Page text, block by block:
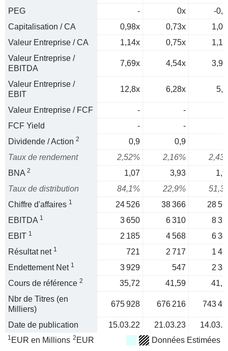
PEG
- 0x
-
Capitalisation / CA
0,98x 0,73x
Valeur Entreprise / CA
1,14x 0,75x
Valeur Entreprise /
EBITDA
7,69x 4,54x
Valeur Entreprise /
EBIT
12,8x 6,28x
Valeur Entreprise / FCF -
-
FCF Yield
-
-
Dividende / Action 2 0,9 0,9
Taux de rendement
2,52% 2,16%
BNA 2 1,07 3,93
Taux de distribution
84,1% 22,9%
Chiffre d'affaires 1 24 526 38 366
28
EBITDA 1 3 650 6 310
8
EBIT 1 2 185 4 568
6
Résultat net 1 721 2 717
1
Endettement Net 1 3 929 547
2
Cours de référence 2 35,72 41,59
Nbr de Titres (en
Milliers)
675 928 676 216 743
Date de publication 15.03.22 21.03.23
1 EUR en Millions 2 EUR Données Estimées